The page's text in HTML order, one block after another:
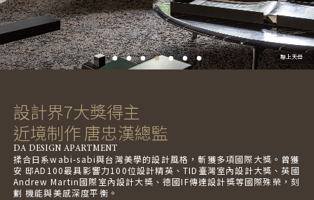
聯上天母
設計界7大獎得主
近境制作 唐忠漢總監
DA DESIGN APARTMENT
揉合日系wabi-sabi與台灣美學的設計風格，斬獲多項國際大獎。曾獲
安 邸AD100最具影響力100位設計精英、TID臺灣室內設計大獎、英國
Andrew Martin國際室內設計大獎、德國IF傳達設計獎等國際殊榮，刻
劃 機能與美感深度平衡。